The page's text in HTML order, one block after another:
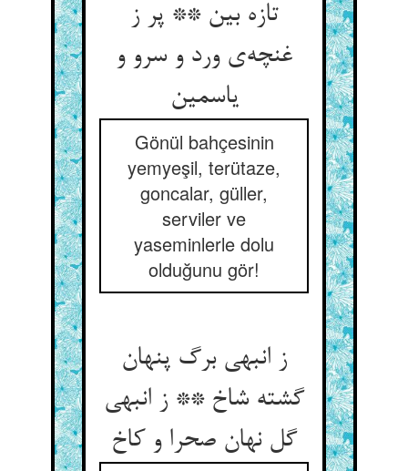
تازه بین ** پر ز
غنچه‌‌ی ورد و سرو و
یاسمین‌‌
Gönül bahçesinin
yemyeşil, terütaze,
goncalar, güller,
serviler ve
yaseminlerle dolu
olduğunu gör!
ز انبهی برگ پنهان
گشته شاخ ** ز انبهی